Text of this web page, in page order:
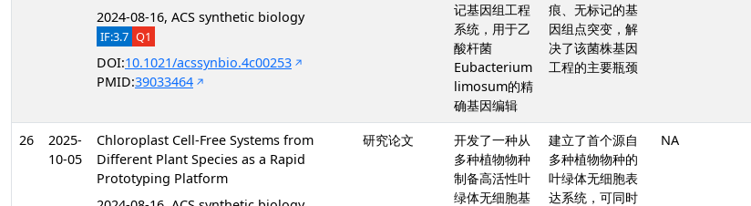
2024-08-16, ACS synthetic biology
IF:3.7 Q1
DOI:10.1021/acssynbio.4c00253
PMID:39033464
记基因组工程
系统，用于乙
酸杆菌
Eubacterium
limosum的精
确基因编辑
痕、无标记的基
因组点突变，解
决了该菌株基因
工程的主要瓶颈
26
2025-
10-05
Chloroplast Cell-Free Systems from
Different Plant Species as a Rapid
Prototyping Platform
研究论文
开发了一种从
多种植物物种
制备高活性叶
绿体无细胞基
建立了首个源自
多种植物物种的
叶绿体无细胞表
达系统，可同时
NA